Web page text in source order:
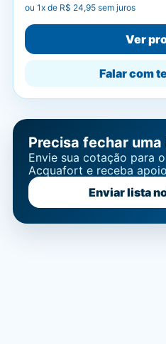
ou 1x de R$ 24,95 sem juros
Ver
Falar com
Precisa fechar
Envie sua cotação para
Acquafort e receba
Enviar lista